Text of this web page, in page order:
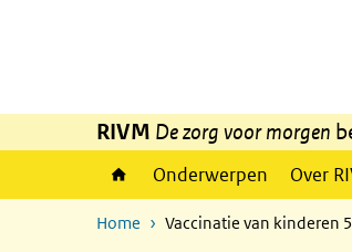
RIVM De zorg voor morgen
Onderwerpen Over
Home Vaccinatie van kinderen